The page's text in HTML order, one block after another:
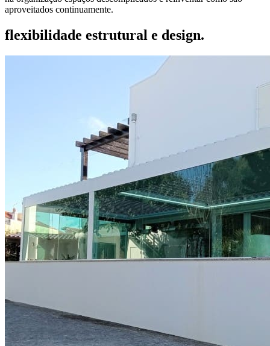
aproveitados continuamente.
flexibilidade estrutural e design.